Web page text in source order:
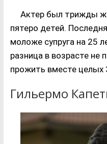
Актер был трижды
пятеро детей.
моложе супруга на 25
разница в возрасте
прожить вместе целых
Гильермо